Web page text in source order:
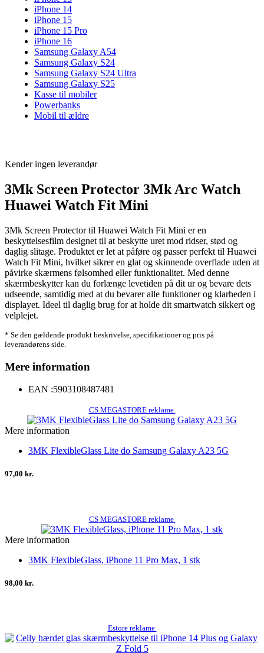
iPhone 14
iPhone 15
iPhone 15 Pro
iPhone 16
Samsung Galaxy A54
Samsung Galaxy S24
Samsung Galaxy S24 Ultra
Samsung Galaxy S25
Kasse til mobiler
Powerbanks
Mobil til ældre
Kender ingen leverandør
3Mk Screen Protector 3Mk Arc Watch
Huawei Watch Fit Mini
3Mk Screen Protector til Huawei Watch Fit Mini er en
beskyttelsesfilm designet til at beskytte uret mod ridser, stød og
daglig slitage. Produktet er let at påføre og passer perfekt til Huawei
Watch Fit Mini, hvilket sikrer en glat og skinnende overflade uden at
påvirke skærmens følsomhed eller funktionalitet. Med denne
skærmbeskytter kan du forlænge levetiden på dit ur og bevare dets
udseende, samtidig med at du bevarer alle funktioner og klarheden i
displayet. Ideel til daglig brug for at holde dit smartwatch sikkert og
velplejet.
* Se den gældende produkt beskrivelse, specifikationer og pris på
leverandørens side.
Mere information
EAN :5903108487481
CS MEGASTORE reklame
Mere information
3MK FlexibleGlass Lite do Samsung Galaxy A23 5G
97,00 kr.
CS MEGASTORE reklame
Mere information
3MK FlexibleGlass, iPhone 11 Pro Max, 1 stk
98,00 kr.
Estore reklame